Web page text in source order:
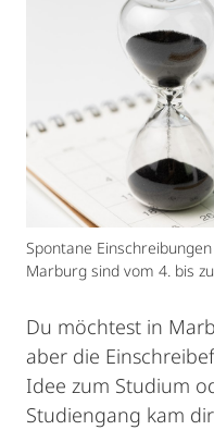
Spontane
Marburg sind vom 4. bis
Du möchtest in
aber die
Idee zum Studium
Studiengang kam